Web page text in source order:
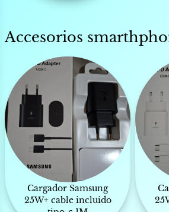
Accesorios
Cargador Samsung
25W+ cable incluido